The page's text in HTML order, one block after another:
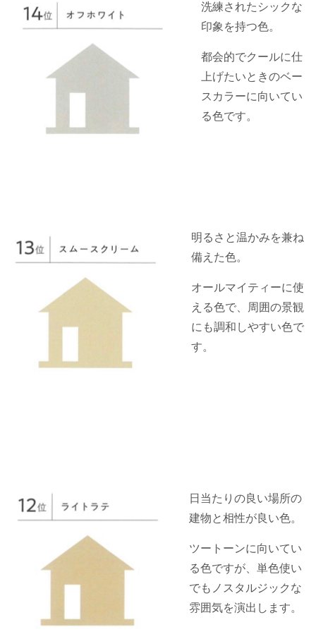
洗練されたシックな
印象を持つ色。
都会的でクールに仕
上げたいときのベー
スカラーに向いてい
る色です。
明るさと温かみを兼ね
備えた色。
オールマイティーに使
える色で、周囲の景観
にも調和しやすい色で
す。
日当たりの良い場所の
建物と相性が良い色。
ツートーンに向いてい
る色ですが、単色使い
でもノスタルジックな
雰囲気を演出します。